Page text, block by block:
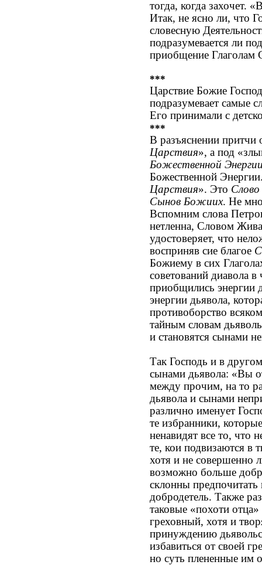
тогда, когда захочет.
Итак, не ясно ли, что
словесную
подразумевается ли
приобщение Глаголам
***
Царствие Божие
подразумевает самые
Его принимали с
***
В разъяснении притчи
Царствия», а под
Божественной
Божественной
Царствия». Это
Сынов Божиих. Не
Вспомним слова
нетленна, Словом
удостоверяет, что
восприняв сие благое
Божиему в сих
советований диавола
приобщились энергии
энергии дьявола,
противоборство
тайным словам
и становятся сынами
Так Господь и в
сынами дьявола: «Вы
между прочим, на то
дьявола и сынами
различно именует
те избранники,
ненавидят все то, что
те, кои подвизаются в
хотя и не совершенно
возможно больше
склонны
добродетель. Также
таковые «похоти
греховный, хотя и
принуждению
избавиться от своей
но суть плененные им